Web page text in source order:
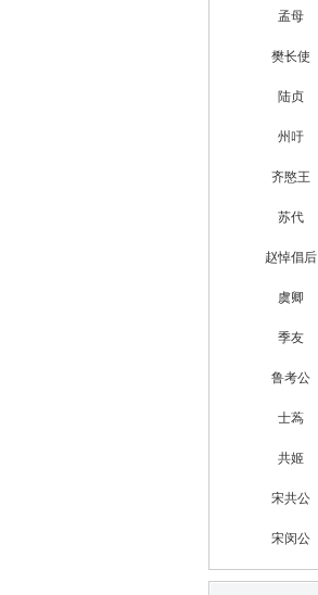
孟母
樊长使
陆贞
州吁
齐愍王
苏代
赵悼倡后
虞卿
季友
鲁考公
士蒍
共姬
宋共公
宋闵公